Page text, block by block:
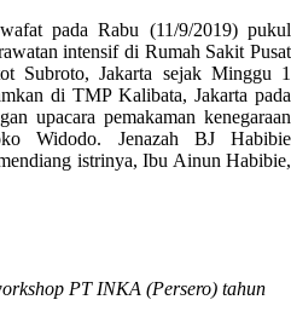
pada Rabu (11/9/2019) pukul
intensif di Rumah Sakit Pusat
Subroto, Jakarta sejak Minggu 1
di TMP Kalibata, Jakarta pada
upacara pemakaman kenegaraan
Widodo. Jenazah BJ Habibie
istrinya, Ibu Ainun Habibie,
PT INKA (Persero) tahun